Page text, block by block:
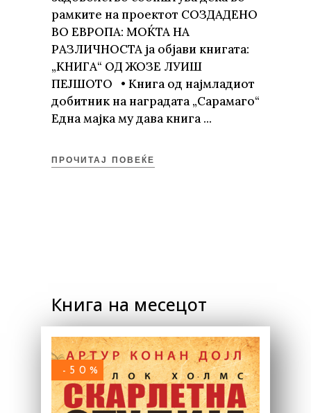
рамките на проектот СОЗДАДЕНО
ВО ЕВРОПА: МОЌТА НА
РАЗЛИЧНОСТА ја објави книгата:
„КНИГА“ ОД ЖОЗЕ ЛУИШ
ПЕЈШОТО • Книга од најмладиот
добитник на наградата „Сарамаго“
Една мајка му дава книга
ПРОЧИТАЈ ПОВЕЌЕ
Книга на месецот
-50%